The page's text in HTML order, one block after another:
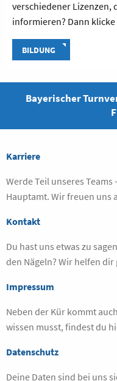
verschiedener Lizenzen,
informieren? Dann
BILDUNG
Bayerischer
Karriere
Werde Teil unseres
Hauptamt. Wir freuen uns
Kontakt
Du hast uns etwas zu
den Nägeln? Wir helfen dir
Impressum
Neben der Kür kommt
wissen musst, findest du
Datenschutz
Deine Daten sind bei uns